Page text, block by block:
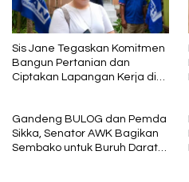
Sis Jane Tegaskan Komitmen
Bangun Pertanian dan
Ciptakan Lapangan Kerja di
Gandeng BULOG dan Pemda
Sikka, Senator AWK Bagikan
Sembako untuk Buruh Darat